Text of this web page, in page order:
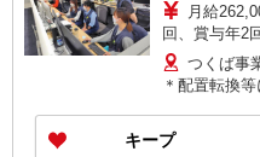
月給
回、賞与年2
つくば事
＊配置転換
市菅谷町
キープ